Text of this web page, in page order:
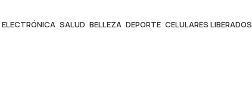
ELECTRÓNICA SALUD BELLEZA DEPORTE CELULARES LIBERADOS